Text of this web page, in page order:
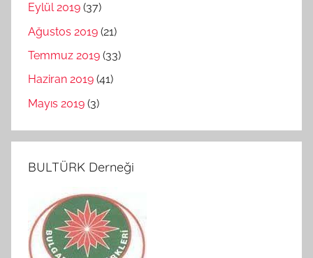
Eylül 2019 (37)
Ağustos 2019 (21)
Temmuz 2019 (33)
Haziran 2019 (41)
Mayıs 2019 (3)
BULTÜRK Derneği